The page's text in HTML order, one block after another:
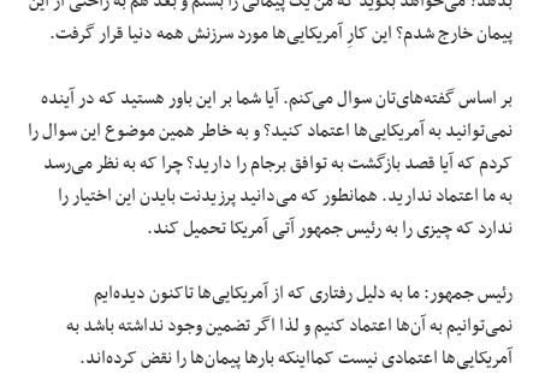
پیمان خارج شدم؟ این کارِ آمریکایی‌ها مورد سرزنش همه دنیا قرار گرفت.
بر اساس گفته‌های‌تان سوال می‌کنم. آیا شما بر این باور هستید که در آینده
نمی‌توانید به آمریکایی‌ها اعتماد کنید؟ و به خاطر همین موضوع این سوال را
کردم که آیا قصد بازگشت به توافق برجام را دارید؟ چرا که به نظر می‌رسد
به ما اعتماد ندارید. همانطور که می‌دانید پرزیدنت بایدن این اختیار را
ندارد که چیزی را به رئیس جمهور آتی آمریکا تحمیل کند.
رئیس جمهور: ما به دلیل رفتاری که از آمریکایی‌ها تاکنون دیده‌ایم
نمی‌توانیم به آن‌ها اعتماد کنیم و لذا اگر تضمین وجود نداشته باشد به
آمریکایی‌ها اعتمادی نیست کمااینکه بارها پیمان‌ها را نقض کرده‌اند.